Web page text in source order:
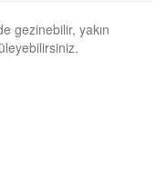
gezinebilir, yakın